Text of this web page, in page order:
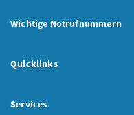
Wichtige Notrufnummern
Quicklinks
Services